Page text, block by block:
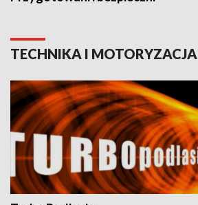
TECHNIKA I MOTORYZACJA